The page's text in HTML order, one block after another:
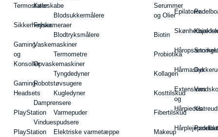
Termostater
Sikkerhedskameraer
Gaming
og
Konsoller
Gaming-
Headsets
PlayStation
PlayStation
Køleskabe
Fryser
Vaskemaskiner
Opvaskemaskiner
Robotstøvsugere
Damprensere
Vinduespudsere
Blodsukkermålere
Blodtryksmålere
Termometre
Tyngdedyner
Kugledyner
Varmepuder
Elektriske varmetæppe
Serummer
og Olier
Biotin
Probiotika
Kollagen
Kosttilskud
Fibertilskud
Makeup
Epilatorer
Hårmasker
Extensions
og
Hårpieces
Vandsko